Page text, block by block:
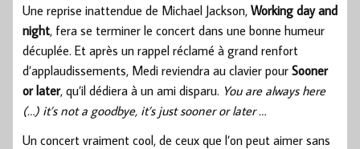
Une reprise inattendue de Michael Jackson, Working day and
night, fera se terminer le concert dans une bonne humeur
décuplée. Et après un rappel réclamé à grand renfort
d’applaudissements, Medi reviendra au clavier pour Sooner
or later, qu’il dédiera à un ami disparu. You are always here
(…) it’s not a goodbye, it’s just sooner or later …
Un concert vraiment cool, de ceux que l’on peut aimer sans